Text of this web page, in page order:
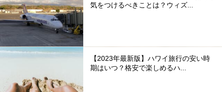
気をつけるべきことは？ウィズ...
【2023年最新版】ハワイ旅行の安い時
期はいつ？格安で楽しめるハ...